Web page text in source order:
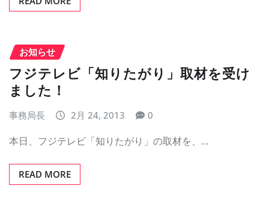
お知らせ
フジテレビ「知りたがり」取材を受け
ました！
事務局長 2月 24, 2013 0
本日、フジテレビ「知りたがり」の取材を、…
READ MORE